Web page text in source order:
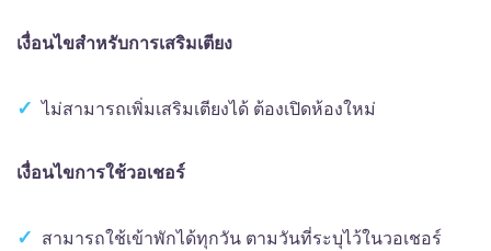
เงื่อนไขสำหรับการเสริมเตียง
ไม่สามารถเพิ่มเสริมเตียงได้ ต้องเปิดห้องใหม่
เงื่อนไขการใช้วอเชอร์
สามารถใช้เข้าพักได้ทุกวัน ตามวันที่ระบุไว้ในวอเชอร์